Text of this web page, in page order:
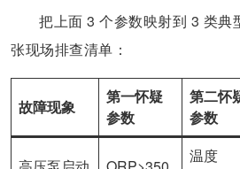
把上面 3 个参数映射到 3 类典
张现场排查清单：
故障现象
第一怀疑
参数
第二怀
参数
温度